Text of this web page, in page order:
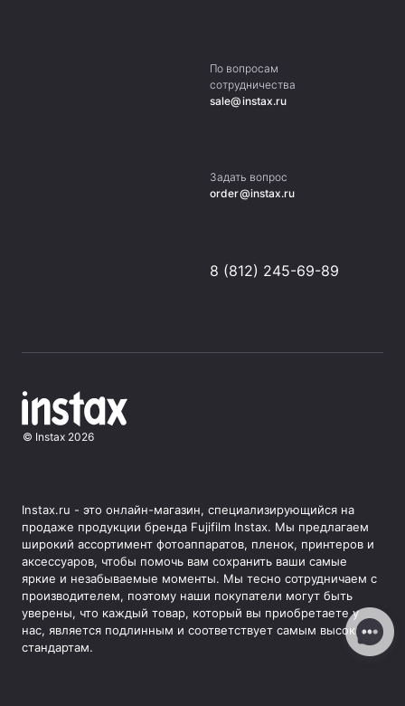
По вопросам
сотрудничества
sale@instax.ru
Задать вопрос
order@instax.ru
8 (812) 245-69-89
© Instax 2026
Instax.ru - это онлайн-магазин, специализирующийся на
продаже продукции бренда Fujifilm Instax. Мы предлагаем
широкий ассортимент фотоаппаратов, пленок, принтеров и
аксессуаров, чтобы помочь вам сохранить ваши самые
яркие и незабываемые моменты. Мы тесно сотрудничаем с
производителем, поэтому наши покупатели могут быть
уверены, что каждый товар, который вы приобретаете у
нас, является подлинным и соответствует самым высоким
стандартам.